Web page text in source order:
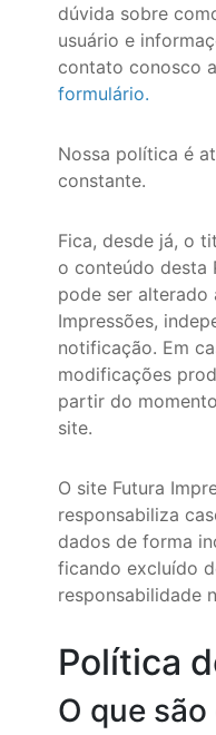
dúvida sobre
usuário e
contato conosco
formulário.
Nossa política é
constante.
Fica, desde já, o
o conteúdo desta
pode ser alterado
Impressões,
notificação. Em
modificações
partir do
site.
O site Futura
responsabiliza
dados de forma
ficando excluído
responsabilidade
Política
O que